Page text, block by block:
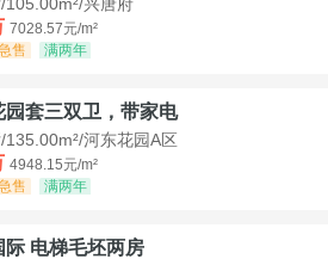
7028.57元/m²
售 满两年
园套三双卫，带家电
135.00m²/河东花园A区
4948.15元/m²
售 满两年
际 电梯毛坯两房